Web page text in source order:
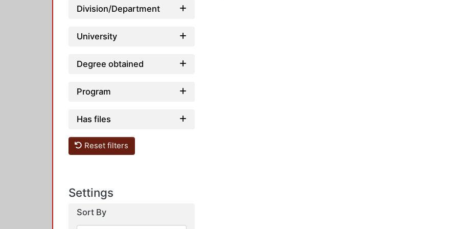
Division/Department
University
Degree obtained
Program
Has files
Reset filters
Settings
Sort By